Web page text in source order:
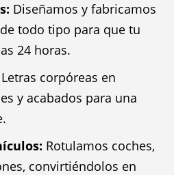
Diseñamos y fabricamos
todo tipo para que tu
24 horas.
Letras corpóreas en
y acabados para una
Rotulamos coches,
convirtiéndolos en